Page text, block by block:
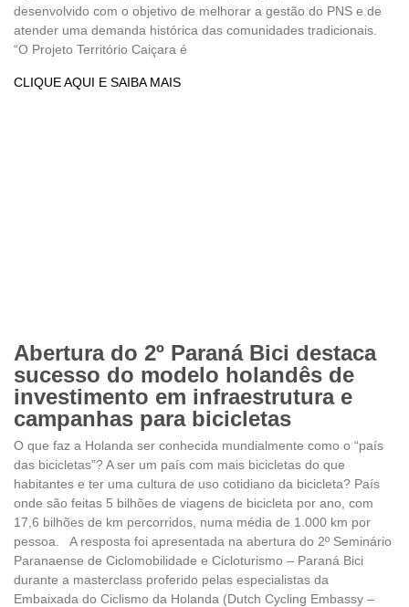
desenvolvido com o objetivo de melhorar a gestão do PNS e de
atender uma demanda histórica das comunidades tradicionais.
“O Projeto Território Caiçara é
CLIQUE AQUI E SAIBA MAIS
Abertura do 2º Paraná Bici destaca
sucesso do modelo holandês de
investimento em infraestrutura e
campanhas para bicicletas
O que faz a Holanda ser conhecida mundialmente como o “país
das bicicletas”? A ser um país com mais bicicletas do que
habitantes e ter uma cultura de uso cotidiano da bicicleta? País
onde são feitas 5 bilhões de viagens de bicicleta por ano, com
17,6 bilhões de km percorridos, numa média de 1.000 km por
pessoa. A resposta foi apresentada na abertura do 2º Seminário
Paranaense de Ciclomobilidade e Cicloturismo – Paraná Bici
durante a masterclass proferido pelas especialistas da
Embaixada do Ciclismo da Holanda (Dutch Cycling Embassy –